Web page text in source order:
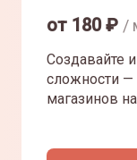
от 180₽ /
Создавайте
сложности —
магазинов